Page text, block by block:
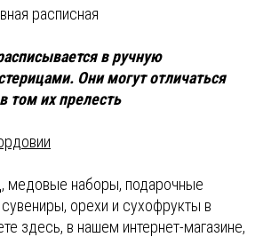
расписная
в ручную
Они могут отличаться
том их прелесть
медовые наборы, подарочные
орехи и сухофрукты в
здесь, в нашем интернет-магазине,